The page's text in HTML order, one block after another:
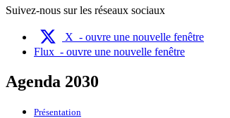
Suivez-nous sur les réseaux sociaux
X - ouvre une nouvelle fenêtre
Flux - ouvre une nouvelle fenêtre
Agenda 2030
Présentation